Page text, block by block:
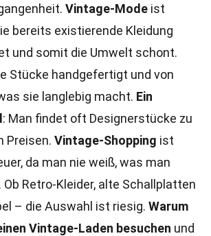
Vintage-Mode ist
bereits existierende Kleidung
und somit die Umwelt schont.
Stücke handgefertigt und von
sie langlebig macht. Ein
: Man findet oft Designerstücke zu
Preisen. Vintage-Shopping ist
da man nie weiß, was man
Retro-Kleider, alte Schallplatten
– die Auswahl ist riesig. Warum
Vintage-Laden besuchen und